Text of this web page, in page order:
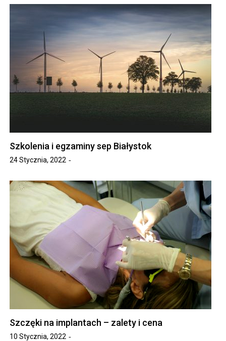
Szkolenia i egzaminy sep Białystok
24 Stycznia, 2022
Szczęki na implantach – zalety i cena
10 Stycznia, 2022